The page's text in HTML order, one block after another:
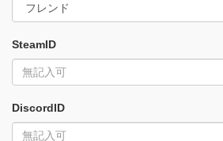
SteamID
DiscordID